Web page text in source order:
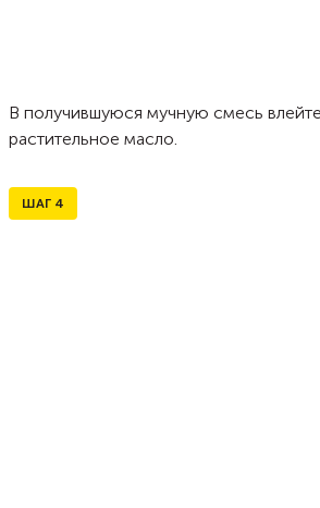
В получившуюся мучную смесь
растительное масло.
ШАГ 4